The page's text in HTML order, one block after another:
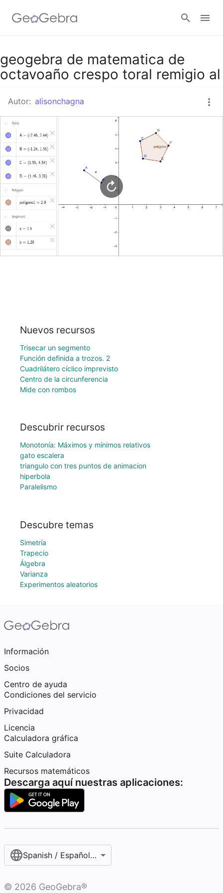
Google Classroom
geogebra de matematica de
octavoaño crespo toral remigio al
Autor: alisonchagna
Nuevos recursos
Trisecar un segmento
Función definida a trozos. 2
Cuadrilátero cíclico imprevisto
Centro de la circunferencia
Mide con rombos
Descubrir recursos
Monotonía: Máximos y mínimos relativos
gato escalera
triangulo con tres puntos de animacion
hiperbola
Paralelismo
Descubre temas
Simetría
Trapecio
Álgebra
Varianza
Experimentos aleatorios
Información
Socios
Centro de ayuda
Condiciones del servicio
Privacidad
Licencia
Calculadora gráfica
Suite Calculadora
Recursos matemáticos
Descarga aquí nuestras aplicaciones:
Spanish / Español (internacional)
© 2026 GeoGebra®